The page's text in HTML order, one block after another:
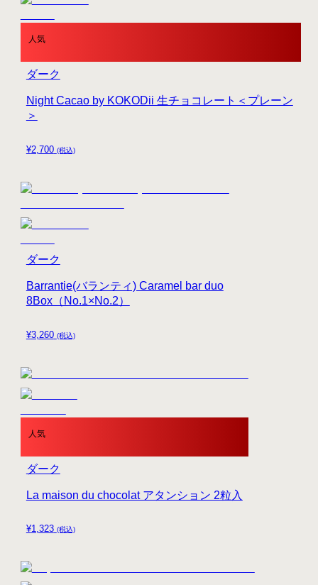
人気
¥2,700 (税込)
Night Cacao by KOKODii 生チョコレート＜プレーン
＞
ダーク
¥3,260 (税込)
Barrantie(バランティ) Caramel bar duo
8Box（No.1×No.2）
ダーク
人気
¥1,323 (税込)
La maison du chocolat アタンション 2粒入
ダーク